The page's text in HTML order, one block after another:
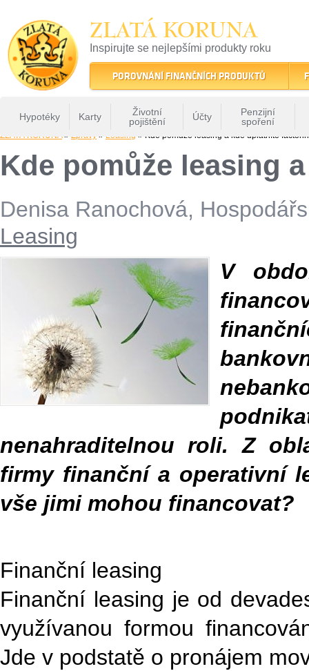
ZLATÁ KORUNA
Inspirujte se nejlepšími produkty roku
22 let tradice a kvality na finančním trhu
POROVNÁNÍ FINANČNÍCH PRODUKTŮ
Hypotéky Karty
Životní
pojištění
Účty
Penzijní
spoření
ZLATÁ KORUNA» Zprávy » Leasing » Kde pomůže leasing a kde uplatníte
Kde pomůže leasing
Denisa Ranochová,
Leasing
V
nenahraditelnou roli. Z
firmy finanční a operativní
vše jimi mohou financovat?
Finanční leasing
Finanční leasing je od
využívanou formou
Jde v podstatě o pronájem